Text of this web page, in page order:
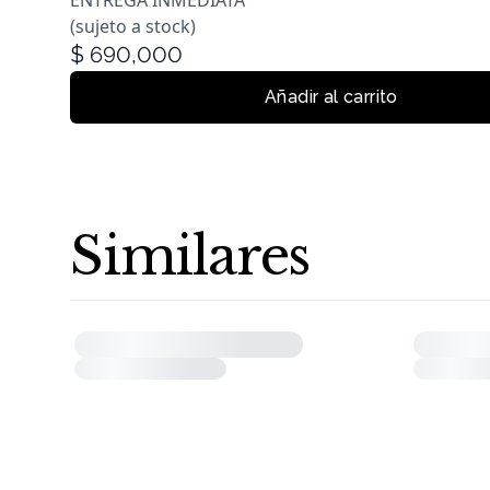
(sujeto a stock)
$ 690,000
Añadir al carrito
Similares